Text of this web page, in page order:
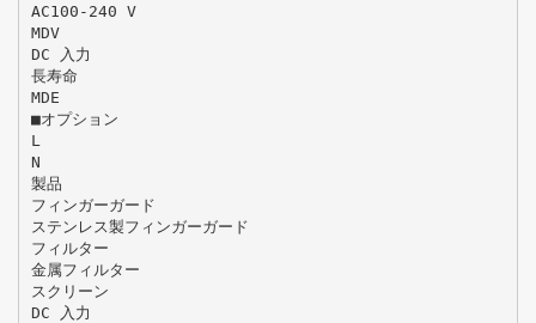
AC100-240 V
MDV
DC 入力
長寿命
MDE
■オプション
L
N
製品
フィンガーガード
ステンレス製フィンガーガード
フィルター
金属フィルター
スクリーン
DC 入力